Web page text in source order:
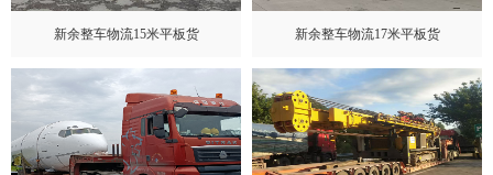
新余整车物流15米平板货 新余整车物流17米平板货